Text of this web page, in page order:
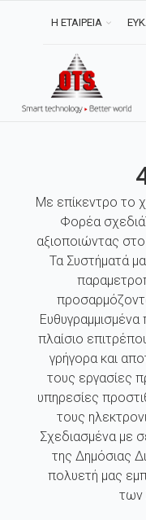
Η ΕΤΑΙΡΕΙΑ
Με επίκεντρο το
Φορέα
αξιοποιώντας
Τα Συστήματά
πλαίσιο
γρήγορα και
τους εργασίες
υπηρεσίες
τους
Σχεδιασμένα με
της Δημόσιας
πολυετή μας
των